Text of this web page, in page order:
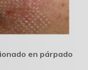
en párpado